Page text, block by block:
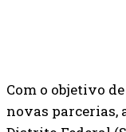
Com o objetivo
novas parcerias,